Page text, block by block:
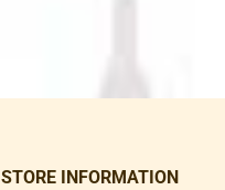
STORE INFORMATION